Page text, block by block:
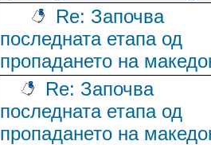
Re: Започва
последната етапа од
пропадането на
Re: Започва
последната етапа од
пропадането на